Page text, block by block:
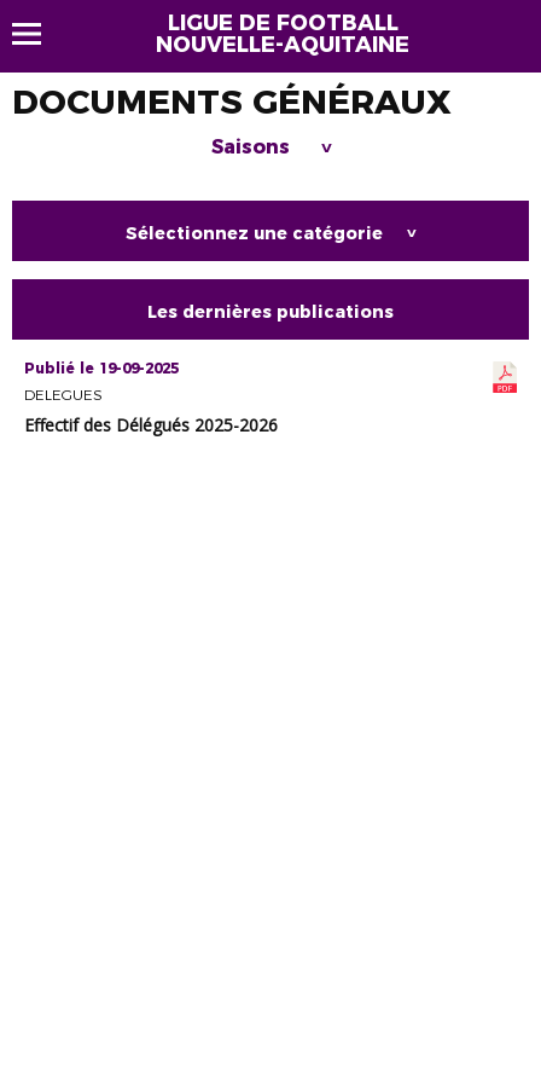
LIGUE DE FOOTBALL
NOUVELLE-AQUITAINE
DOCUMENTS GÉNÉRAUX
Saisons >
Sélectionnez une catégorie >
Les dernières publications
Publié le 19-09-2025
DELEGUES
Effectif des Délégués 2025-2026